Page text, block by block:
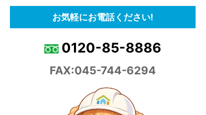
お気軽にお電話ください!
0120-85-8886
FAX:045-744-6294